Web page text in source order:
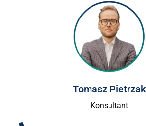
Tomasz Pietrzak
Konsultant